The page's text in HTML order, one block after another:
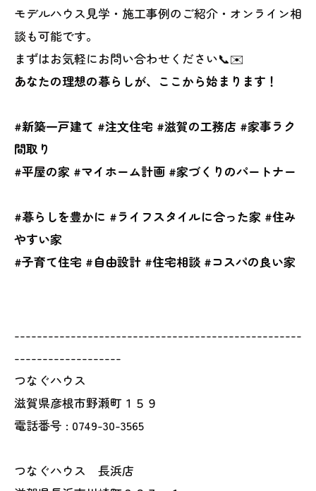
モデルハウス見学・施工事例のご紹介・オンライン相
談も可能です。
まずはお気軽にお問い合わせください📞✉️
あなたの理想の暮らしが、ここから始まります！
#新築一戸建て #注文住宅 #滋賀の工務店 #家事ラク
間取り
#平屋の家 #マイホーム計画 #家づくりのパートナー
#暮らしを豊かに #ライフスタイルに合った家 #住み
やすい家
#子育て住宅 #自由設計 #住宅相談 #コスパの良い家
---------------------------------------------------
-------------------
つなぐハウス
滋賀県彦根市野瀬町１５９
電話番号 : 0749-30-3565
つなぐハウス 長浜店